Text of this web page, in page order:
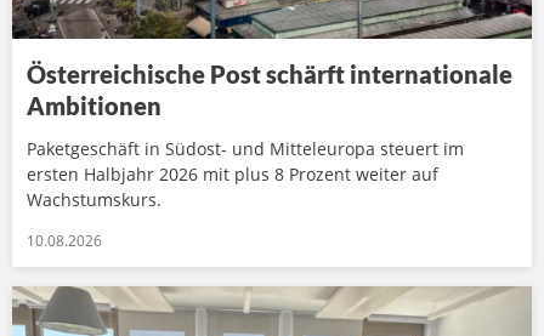
Österreichische Post schärft internationale
Ambitionen
Paketgeschäft in Südost- und Mitteleuropa steuert im
ersten Halbjahr 2026 mit plus 8 Prozent weiter auf
Wachstumskurs.
10.08.2026